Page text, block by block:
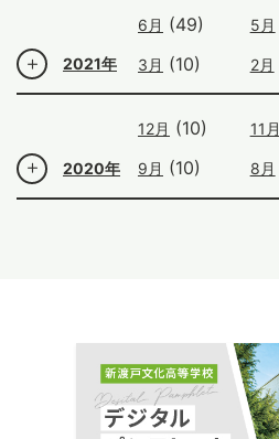
2021年
6月 (49) 5月
3月 (10) 2月
2020年
12月 (10) 11月
9月 (10) 8月